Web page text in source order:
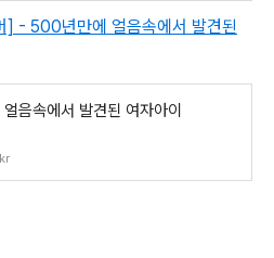
- 500년만에 얼음속에서 발견된
음속에서 발견된 여자아이